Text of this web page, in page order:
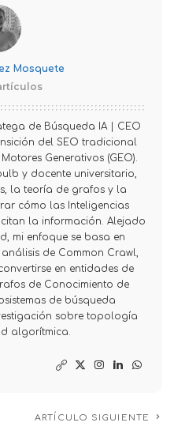
Mosquete
de Búsqueda IA | CEO
del SEO tradicional
Generativos (GEO).
y docente universitario,
la teoría de grafos y la
cómo las Inteligencias
citan la información. Alejado
mi enfoque se basa en
de Common Crawl,
en entidades de
de Conocimiento de
de búsqueda
sobre topología
algorítmica.
ARTÍCULO SIGUIENTE